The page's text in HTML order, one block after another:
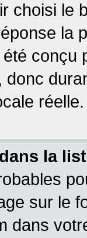
choisi le
la
conçu
réelle.
la
sur le
dans